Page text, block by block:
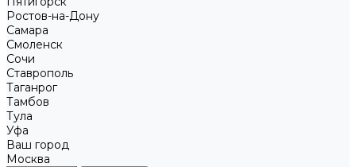
Ростов-на-Дону
Самара
Смоленск
Сочи
Ставрополь
Таганрог
Тамбов
Тула
Уфа
Ваш город
Москва